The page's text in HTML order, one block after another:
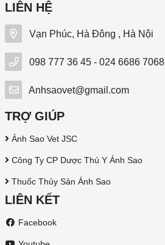
LIÊN HỆ
Vạn Phúc, Hà Đông , Hà Nội
098 777 36 45 - 024 6686 7068
Anhsaovet@gmail.com
TRỢ GIÚP
Ánh Sao Vet JSC
Công Ty CP Dược Thú Y Ánh Sao
Thuốc Thủy Sản Ánh Sao
LIÊN KẾT
Facebook